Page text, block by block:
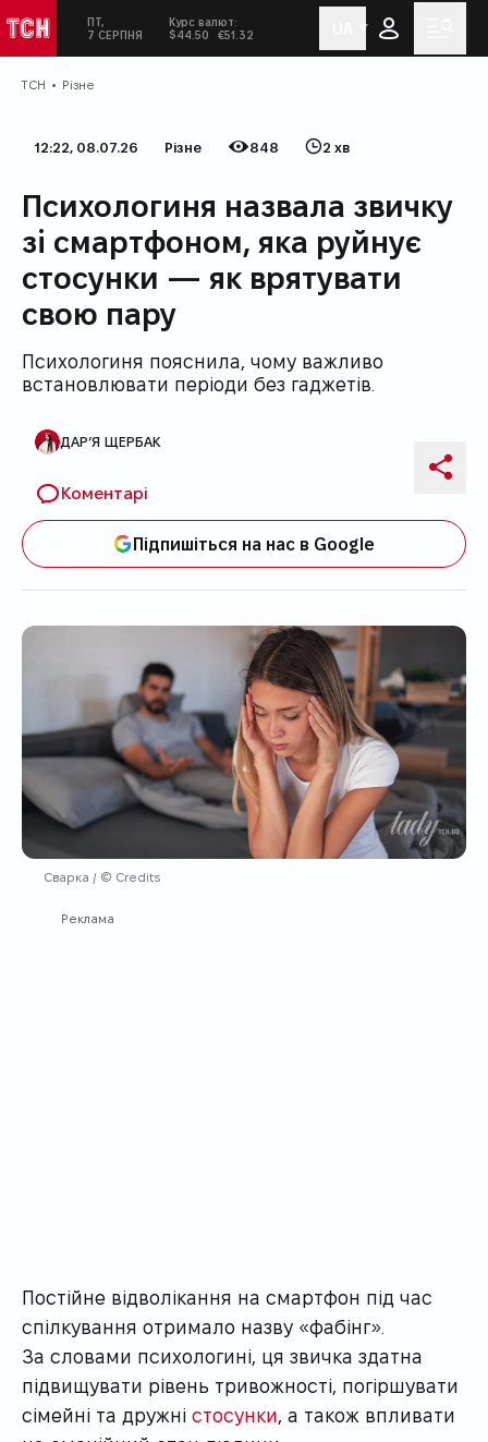
ТСНу соціальних мережах
Сьогодні:
ПТ,
7 СЕРПНЯ
Курс валют:
$44.50
€51.32
ТСН Різне
Дата публікації
12:22, 08.07.26
Категорія
Різне
Кількість переглядів
848
Час на прочитання
2 хв
Психологиня назвала звичку
зі смартфоном, яка руйнує
стосунки — як врятувати
свою пару
Психологиня пояснила, чому важливо
встановлювати періоди без гаджетів.
Автор публікації
ДАР’Я ЩЕРБАК
Коментарі
Підпишіться на нас в Google
Сварка / © Credits
Реклама
Постійне відволікання на смартфон під час
спілкування отримало назву «фабінг».
За словами психологині, ця звичка здатна
підвищувати рівень тривожності, погіршувати
сімейні та дружні стосунки , а також впливати